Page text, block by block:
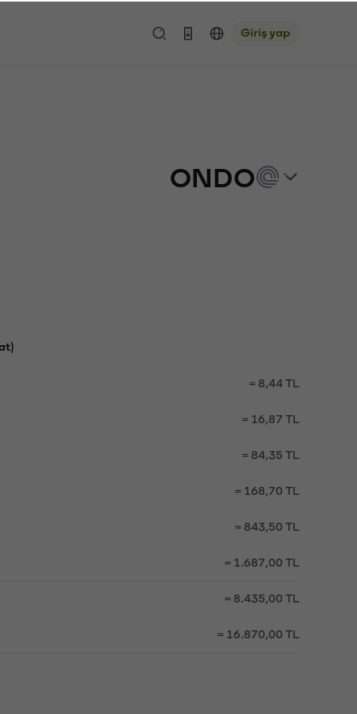
Giriş yap
ONDO
= 8,44 TL
= 16,87 TL
= 84,35 TL
= 168,70 TL
= 843,50 TL
= 1.687,00 TL
= 8.435,00 TL
= 16.870,00 TL